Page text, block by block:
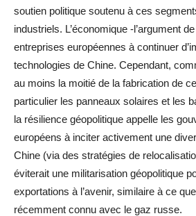
soutien politique soutenu à ces
industriels. L’économique -l’argument
entreprises européennes à continuer
technologies de Chine. Cependant,
au moins la moitié de la fabrication de
particulier les panneaux solaires et les
la résilience géopolitique appelle les
européens à inciter activement une
Chine (via des stratégies de
éviterait une militarisation géopolitique
exportations à l’avenir, similaire à ce
récemment connu avec le gaz russe.